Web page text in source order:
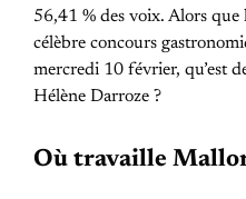
56,41 % des voix. Alors
célèbre concours
mercredi 10 février, qu’est
Hélène Darroze ?
Où travaille